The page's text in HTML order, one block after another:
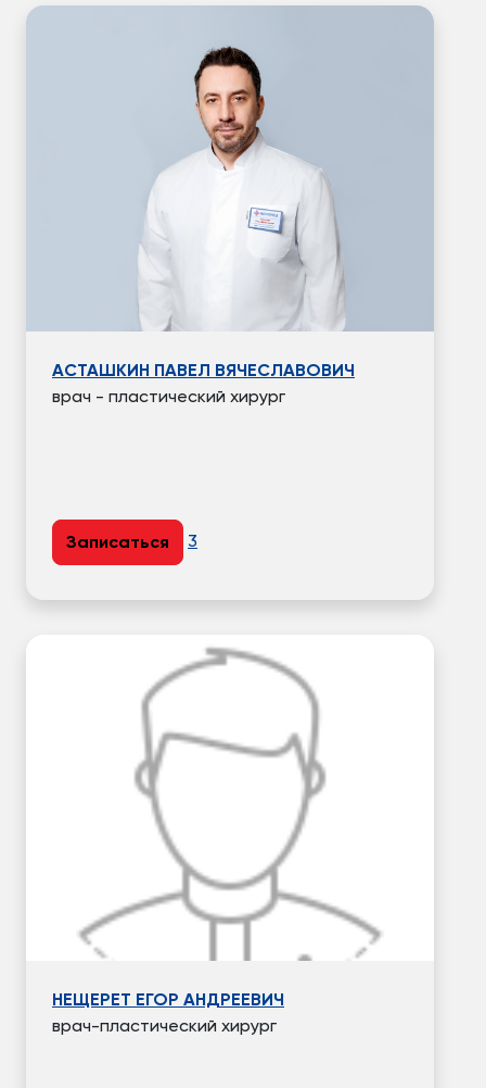
АСТАШКИН ПАВЕЛ ВЯЧЕСЛАВОВИЧ
врач - пластический хирург
Записаться 3
НЕЩЕРЕТ ЕГОР АНДРЕЕВИЧ
врач-пластический хирург